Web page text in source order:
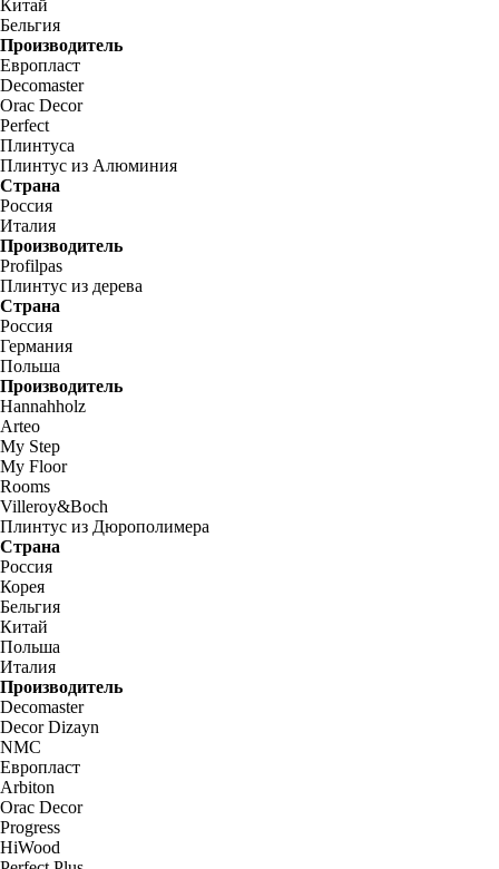
Китай
Бельгия
Производитель
Европласт
Decomaster
Orac Decor
Perfect
Плинтуса
Плинтус из Алюминия
Страна
Россия
Италия
Производитель
Profilpas
Плинтус из дерева
Страна
Россия
Германия
Польша
Производитель
Hannahholz
Arteo
My Step
My Floor
Rooms
Villeroy&Boch
Плинтус из Дюрополимера
Страна
Россия
Корея
Бельгия
Китай
Польша
Италия
Производитель
Decomaster
Decor Dizayn
NMC
Европласт
Arbiton
Orac Decor
Progress
HiWood